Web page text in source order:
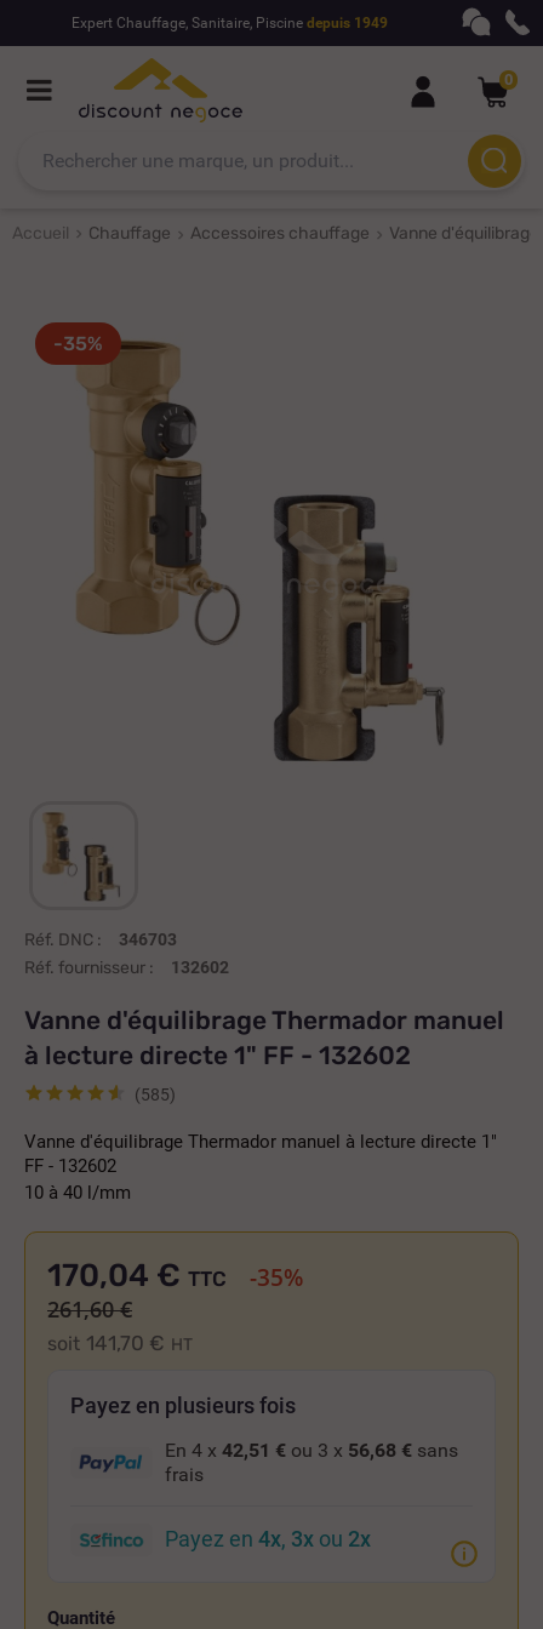
Expert Chauffage, Sanitaire, Piscine depuis 1949
0
Accueil Chauffage Accessoires chauffage Vanne d'équilibrage
-35%
Réf. DNC : 346703
Réf. fournisseur : 132602
Vanne d'équilibrage Thermador manuel
à lecture directe 1" FF - 132602
(585)
Vanne d'équilibrage Thermador manuel à lecture directe 1"
FF - 132602
10 à 40 l/mm
170,04 €
soit 141,70 € HT
TTC -35%
261,60 €
Payez en plusieurs fois
En 4 x 42,51 € ou 3 x 56,68 € sans
frais
Payez en 4x, 3x ou 2x
Quantité